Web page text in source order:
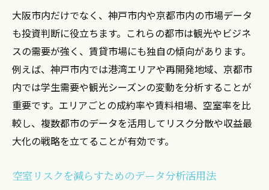
大阪市内だけでなく、神戸市内や京都市内の市場データ
も投資判断に役立ちます。これらの都市は観光やビジネ
スの需要が強く、賃貸市場にも独自の傾向があります。
例えば、神戸市内では港湾エリアや再開発地域、京都市
内では学生需要や観光シーズンの変動を分析することが
重要です。エリアごとの成約率や賃料相場、空室率を比
較し、複数都市のデータを活用してリスク分散や収益最
大化の戦略を立てることが有効です。
空室リスクを減らすためのデータ分析活用法